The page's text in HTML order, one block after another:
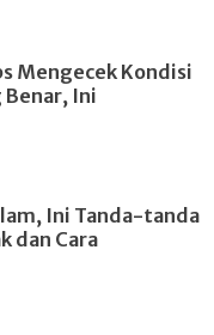
Mengecek Kondisi
Ini
Ini Tanda-tanda
dan Cara